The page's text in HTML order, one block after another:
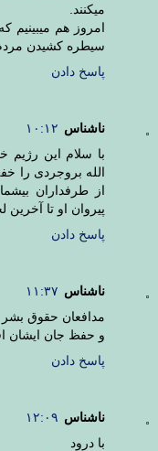
ميكنند.
امروز هم ميبينيم
سيطره كشيدن مردم
پاسخ دادن
ناشناس ۱۰:۱۲
با سلام این رژیم
الله بروجردی را
از طرفداران
پیروان او تا
پاسخ دادن
ناشناس ۱۱:۳۷
مدافعان حقوق بشر
و حفظ جان ایشان
پاسخ دادن
ناشناس ۱۲:۰۹
با درود